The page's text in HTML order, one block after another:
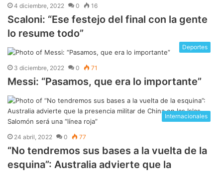
4 diciembre, 2022 0 16
Scaloni: “Ese festejo del final con la gente
lo resume todo”
Deportes
3 diciembre, 2022 0 71
Messi: “Pasamos, que era lo importante”
Internacionales
24 abril, 2022 0 77
“No tendremos sus bases a la vuelta de la
esquina”: Australia advierte que la